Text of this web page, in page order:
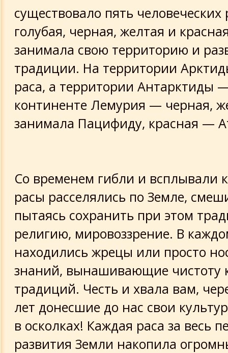
существовало пять человеческих
голубая, черная, желтая и
занимала свою территорию и
традиции. На территории
раса, а территории Антарктиды
континенте Лемурия — черная,
занимала Пацифиду, красная —
Со временем гибли и всплывали
расы расселялись по Земле,
пытаясь сохранить при этом
религию, мировоззрение. В
находились жрецы или просто
знаний, вынашивающие чистоту
традиций. Честь и хвала вам,
лет донесшие до нас свои
в осколках! Каждая раса за весь
развития Земли накопила